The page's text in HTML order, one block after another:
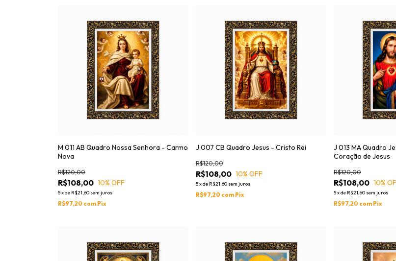
M 011 AB Quadro Nossa Senhora - Carmo
Nova
R$108,00
R$120,00
10% OFF
5xde R$21,60 sem juros
R$97,20 com Pix
J 007 CB Quadro Jesus - Cristo Rei
R$108,00
R$120,00
10% OFF
5xde R$21,60 sem juros
R$97,20 com Pix
J 013 MA Quadro
Coração de Jesus
R$108,00
R$120,00
10%
5xde R$21,60 sem juros
R$97,20 com Pix